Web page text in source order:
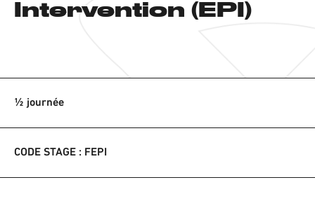
Intervention (EPI)
½ journée
CODE STAGE : FEPI